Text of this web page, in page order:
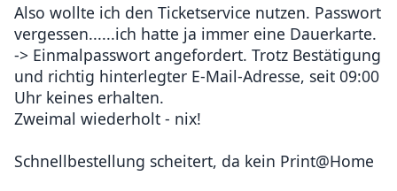
Also wollte ich den Ticketservice nutzen. Passwort
vergessen......ich hatte ja immer eine Dauerkarte.
-> Einmalpasswort angefordert. Trotz Bestätigung
und richtig hinterlegter E-Mail-Adresse, seit 09:00
Uhr keines erhalten.
Zweimal wiederholt - nix!
Schnellbestellung scheitert, da kein Print@Home